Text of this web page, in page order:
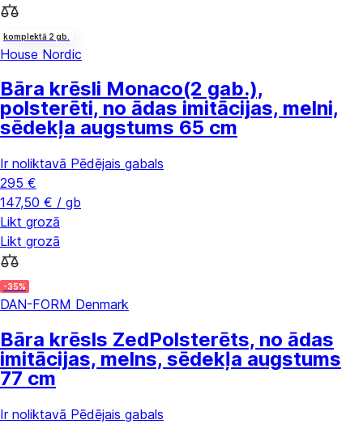
komplektā 2 gb.
House Nordic
Bāra krēsli Monaco(2 gab.),
polsterēti, no ādas imitācijas, melni,
sēdekļa augstums 65 cm
Ir noliktavā Pēdējais gabals
295 €
147,50 € / gb
Likt grozā
Likt grozā
-35%
DAN-FORM Denmark
Bāra krēsls ZedPolsterēts, no ādas
imitācijas, melns, sēdekļa augstums
77 cm
Ir noliktavā Pēdējais gabals